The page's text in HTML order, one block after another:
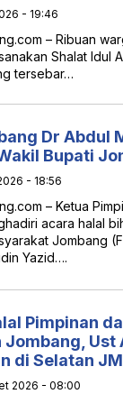
- 19:46
– Ribuan
Shalat Idul
tersebar…
Dr Abdul
Bupati
- 18:56
– Ketua
acara halal
Jombang
Yazid….
Pimpinan
Ust
di Selatan
2026 - 08:00